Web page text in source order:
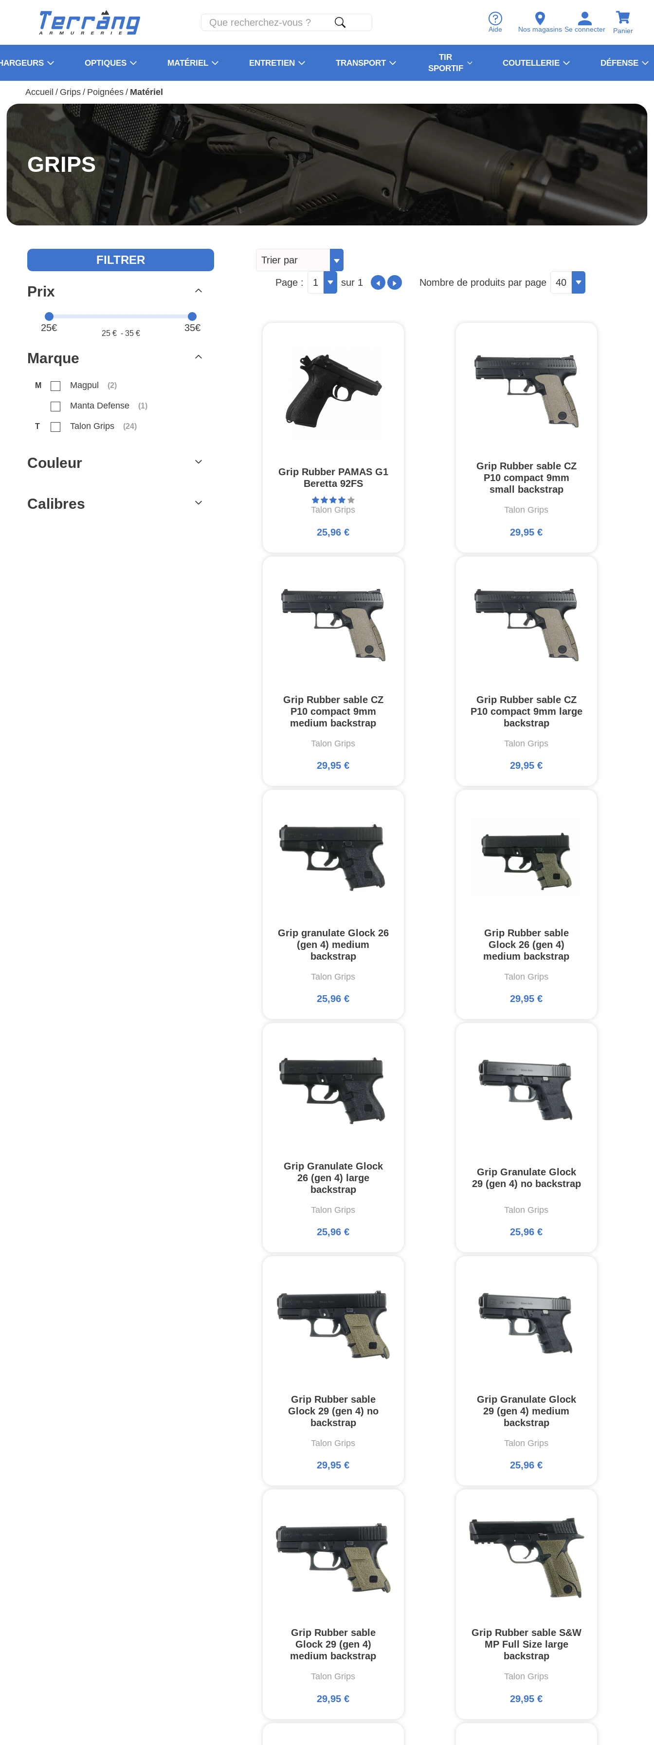
Aide Nos magasins Se connecter Panier
OPTIQUES MATÉRIEL ENTRETIEN TRANSPORT
TIR
SPORTIF
COUTELLERIE DÉFENSE
Accueil / Grips / Poignées / Matériel
GRIPS
FILTRER
Prix
25€ 35€
25€ - 35€
Marque
M Magpul (2)
Manta Defense (1)
T Talon Grips (24)
Couleur
Calibres
Trier par
Page : 1 sur 1 Nombre de produits par page 40
Grip Rubber PAMAS G1
Beretta 92FS
Talon Grips
25,96 €
Grip Rubber sable CZ
P10 compact 9mm
small backstrap
Talon Grips
29,95 €
Grip Rubber sable CZ
P10 compact 9mm
medium backstrap
Talon Grips
29,95 €
Grip Rubber sable CZ
P10 compact 9mm large
backstrap
Talon Grips
29,95 €
Grip granulate Glock 26
(gen 4) medium
backstrap
Talon Grips
25,96 €
Grip Rubber sable
Glock 26 (gen 4)
medium backstrap
Talon Grips
29,95 €
Grip Granulate Glock
26 (gen 4) large
backstrap
Talon Grips
25,96 €
Grip Granulate Glock
29 (gen 4) no backstrap
Talon Grips
25,96 €
Grip Rubber sable
Glock 29 (gen 4) no
backstrap
Talon Grips
29,95 €
Grip Granulate Glock
29 (gen 4) medium
backstrap
Talon Grips
25,96 €
Grip Rubber sable
Glock 29 (gen 4)
medium backstrap
Talon Grips
29,95 €
Grip Rubber sable S&W
MP Full Size large
backstrap
Talon Grips
29,95 €